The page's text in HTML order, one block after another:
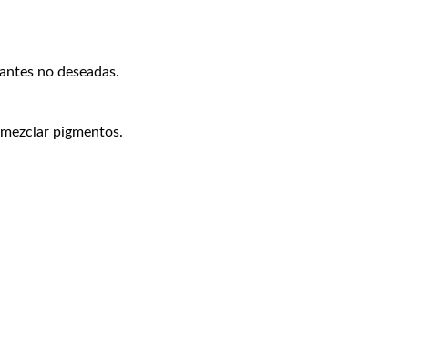
no deseadas.
pigmentos.